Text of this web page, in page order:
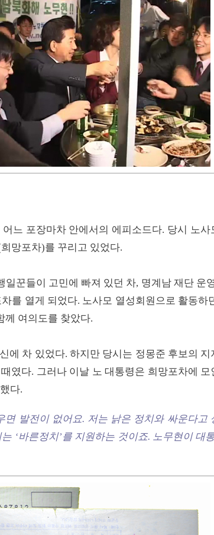
느 포장마차 안에서의 에피소드다. 당시 노사
망포차)를 꾸리고 있었다.
꾼들이 고민에 빠져 있던 차, 명계남 재단 운
를 열게 되었다. 노사모 열성회원으로 활동하
께 여의도를 찾았다.
에 차 있었다. 하지만 당시는 정몽준 후보의
였다. 그러나 이날 노 대통령은 희망포차에
다.
발전이 없어요. 저는 낡은 정치와 싸운다고
‘바른정치’를 지원하는 것이죠. 노무현이 대